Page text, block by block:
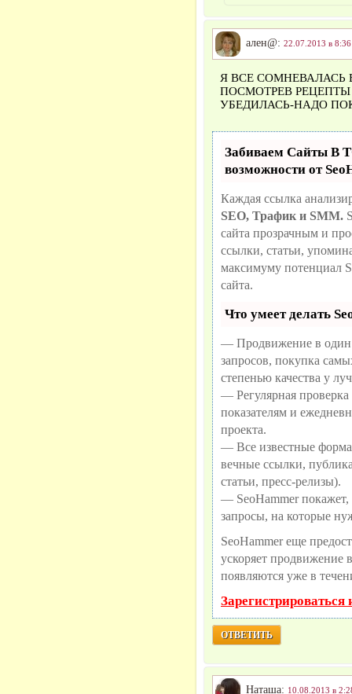
ален@: 22.07.2013 в
Я ВСЕ СОМНЕВАЛАСЬ
ПОСМОТРЕВ
УБЕДИЛАСЬ-НАДО
Забиваем Сайты
возможности от
Каждая ссылка
SEO, Трафик и SMM.
сайта прозрачным и
ссылки, статьи,
максимуму потенциал
сайта.
Что умеет делать
— Продвижение в один
запросов, покупка
степенью качества у
— Регулярная проверка
показателям и
проекта.
— Все известные
вечные ссылки,
статьи, пресс-релизы).
— SeoHammer покажет,
запросы, на которые
SeoHammer еще
ускоряет продвижение
появляются уже в
ОТВЕТИТЬ
Наташа: 10.08.2013 в